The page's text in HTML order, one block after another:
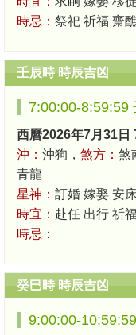
時忌： 祭祀 祈福 齋
壬辰時 時辰吉凶
7:00:00-8:59:59
西曆2026年7月31日
沖： 沖狗， 煞方： 煞
青龍
星神： 訂婚 嫁娶 安
時宜： 赴任 出行 祈
時忌：
癸巳時 時辰吉凶
9:00:00-